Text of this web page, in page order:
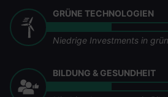
GRÜNE TECHNOLOGIEN
Niedrige Investments in
BILDUNG & GESUNDHEIT